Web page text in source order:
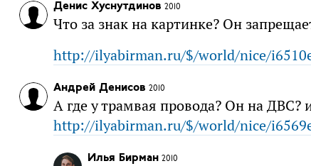
Денис Хуснутдинов 2010
Что за знак на картинке? Он
http://ilyabirman.ru/$/world/nice/
Андрей Денисов 2010
А где у трамвая провода? Он на ДВС?
http://ilyabirman.ru/$/world/nice/
Илья Бирман 2010